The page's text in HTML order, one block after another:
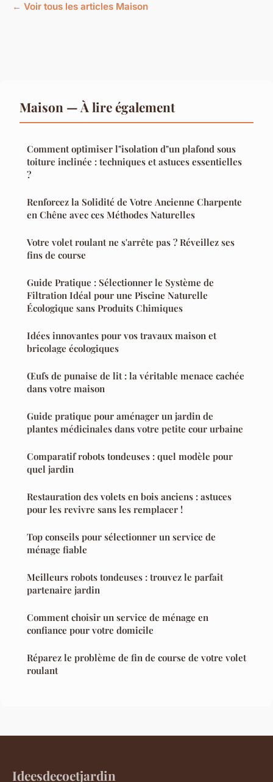
← Voir tous les articles Maison
Maison — À lire également
Comment optimiser l"isolation d"un plafond sous
toiture inclinée : techniques et astuces essentielles
?
Renforcez la Solidité de Votre Ancienne Charpente
en Chêne avec ces Méthodes Naturelles
Votre volet roulant ne s'arrête pas ? Réveillez ses
fins de course
Guide Pratique : Sélectionner le Système de
Filtration Idéal pour une Piscine Naturelle
Écologique sans Produits Chimiques
Idées innovantes pour vos travaux maison et
bricolage écologiques
Œufs de punaise de lit : la véritable menace cachée
dans votre maison
Guide pratique pour aménager un jardin de
plantes médicinales dans votre petite cour urbaine
Comparatif robots tondeuses : quel modèle pour
quel jardin
Restauration des volets en bois anciens : astuces
pour les revivre sans les remplacer !
Top conseils pour sélectionner un service de
ménage fiable
Meilleurs robots tondeuses : trouvez le parfait
partenaire jardin
Comment choisir un service de ménage en
confiance pour votre domicile
Réparez le problème de fin de course de votre volet
roulant
Ideesdecoetjardin